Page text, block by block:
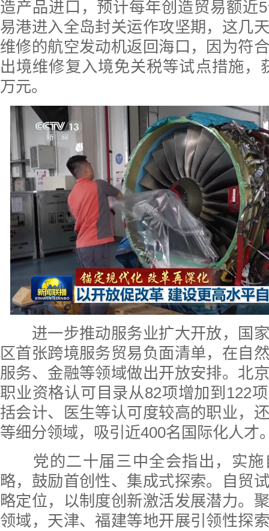
造产品进口，预计每年创造贸易额近
易港进入全岛封关运作攻坚期，这几
维修的航空发动机返回海口，因为符
出境维修复入境免关税等试点措施，
万元。
进一步推动服务业扩大开放，国家
区首张跨境服务贸易负面清单，在自
服务、金融等领域做出开放安排。北
职业资格认可目录从82项增加到122
括会计、医生等认可度较高的职业，
等细分领域，吸引近400名国际化人才
党的二十届三中全会指出，实施
略，鼓励首创性、集成式探索。自贸
略定位，以制度创新激活发展潜力。
领域，天津、福建等地开展引领性探